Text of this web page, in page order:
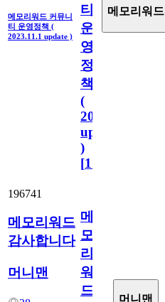
메모리워드 커뮤니
티 운영정책 (
2023.11.1 update )
티
운
영
정
책
(
2023.11.1
update
)
[110
메모리워드
196741
메모리워드
감사합니다
머니맨
메
모
리
워
드
머니맨